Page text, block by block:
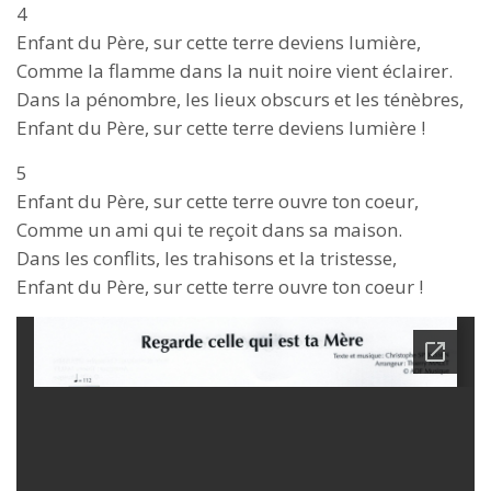
4
Enfant du Père, sur cette terre deviens lumière,
Comme la flamme dans la nuit noire vient éclairer.
Dans la pénombre, les lieux obscurs et les ténèbres,
Enfant du Père, sur cette terre deviens lumière !
5
Enfant du Père, sur cette terre ouvre ton coeur,
Comme un ami qui te reçoit dans sa maison.
Dans les conflits, les trahisons et la tristesse,
Enfant du Père, sur cette terre ouvre ton coeur !